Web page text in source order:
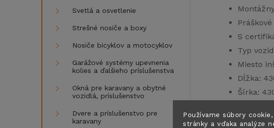
Používame súbory
stránky a vďaka analýze
Svetlá a osvetlenie
Strešné nosiče a boxy
Nosiče bicyklov a motocyklov
Garážové systémy upevnenia
kolies a ďalšieho príslušenstva
Okná pre karavany a obytné
vozidlá, príslušenstvo
Dvere a príslušenstvo pre
karavany
S
Typ
Miesto
Dĺžka:
Šírka: